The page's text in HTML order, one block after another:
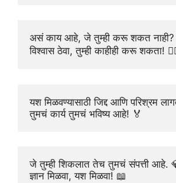
असं काय आहे, जे तुम्ही करू शकत
विश्वास ठेवा, तुम्ही काहीही करू शकता!
यश मिळवण्यासाठी जिद्द आणि परिश्रम
तुमचं कार्य तुमचं भविष्य आहे! 🏅
जे तुम्ही शिकलात तेच तुमचं संपत्ती आहे.
ज्ञान मिळवा, यश मिळवा! 📖